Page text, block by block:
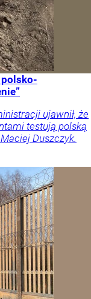
polsko-
ujawnił, że
testują polską
Duszczyk.